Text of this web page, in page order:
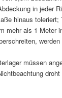
in jeder
hinaus toleriert;
mehr als 1 Meter
müssen
droht